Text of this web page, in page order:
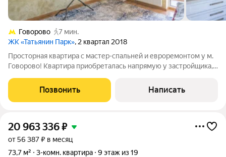
Говорово
7 мин.
ЖК «Татьянин Парк», 2 квартал 2018
Просторная квартира с мастер-спальней и евроремонтом у м.
Говорово! Квартира приобреталась напрямую у застройщика,
Полная стоимость в договоре. Подходит под ипотеку любого
банка, быстрый выход
Позвонить Написать
20 963 336₽
от 56 387 ₽ в месяц
73,7 м²
3-комн. квартира 9 этаж из 19